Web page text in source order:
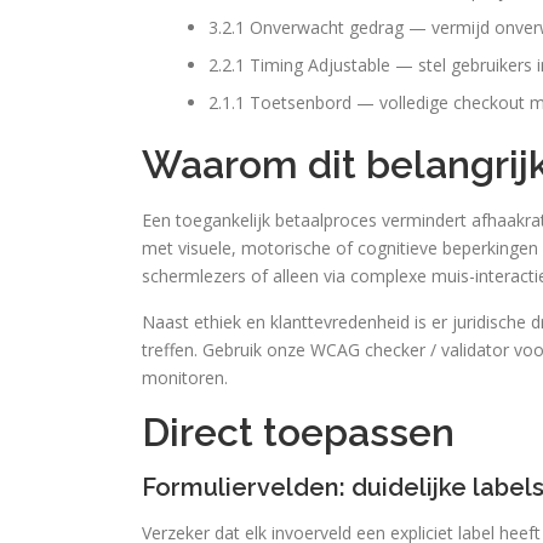
3.2.1 Onverwacht gedrag — vermijd
2.2.1 Timing Adjustable — stel
2.1.1 Toetsenbord — volledige checkout
Waarom dit
Een toegankelijk betaalproces vermindert
met visuele, motorische of cognitieve
schermlezers of alleen via complexe muis-
Naast ethiek en klanttevredenheid is er juridische
treffen. Gebruik onze WCAG checker / validator
monitoren.
Direct toepassen
Formuliervelden: duidelijke
Verzeker dat elk invoerveld een expliciet label